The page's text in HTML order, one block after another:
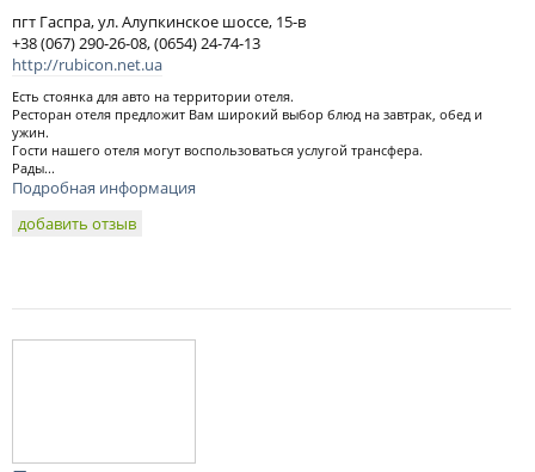
пгт Гаспра, ул. Алупкинское шоссе, 15-в
+38 (067) 290-26-08, (0654) 24-74-13
http://rubicon.net.ua
Есть стоянка для авто на территории отеля.
Ресторан отеля предложит Вам широкий выбор блюд на завтрак, обед и
ужин.
Гости нашего отеля могут воспользоваться услугой трансфера.
Рады...
Подробная информация
добавить отзыв